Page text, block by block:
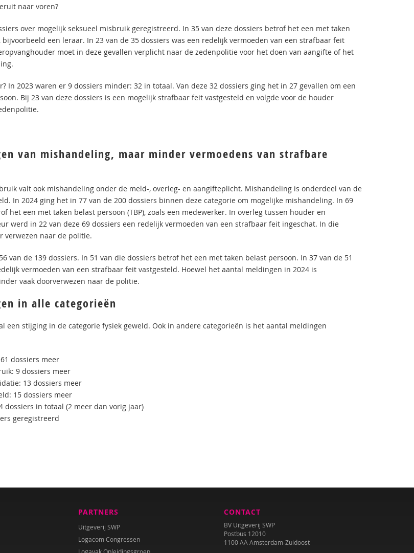
naar voren?
over mogelijk seksueel misbruik geregistreerd. In 35 van deze dossiers betrof het een met taken
bijvoorbeeld een leraar. In 23 van de 35 dossiers was een redelijk vermoeden van een strafbaar feit
moet in deze gevallen verplicht naar de zedenpolitie voor het doen van aangifte of het
In 2023 waren er 9 dossiers minder: 32 in totaal. Van deze 32 dossiers ging het in 27 gevallen om een
Bij 23 van deze dossiers is een mogelijk strafbaar feit vastgesteld en volgde voor de houder
van mishandeling, maar minder vermoedens van strafbare
valt ook mishandeling onder de meld-, overleg- en aangifteplicht. Mishandeling is onderdeel van de
In 2024 ging het in 77 van de 200 dossiers binnen deze categorie om mogelijke mishandeling. In 69
het een met taken belast persoon (TBP), zoals een medewerker. In overleg tussen houder en
werd in 22 van deze 69 dossiers een redelijk vermoeden van een strafbaar feit ingeschat. In die
verwezen naar de politie.
van de 139 dossiers. In 51 van die dossiers betrof het een met taken belast persoon. In 37 van de 51
vermoeden van een strafbaar feit vastgesteld. Hoewel het aantal meldingen in 2024 is
vaak doorverwezen naar de politie.
in alle categorieën
een stijging in de categorie fysiek geweld. Ook in andere categorieën is het aantal meldingen
dossiers meer
9 dossiers meer
13 dossiers meer
15 dossiers meer
dossiers in totaal (2 meer dan vorig jaar)
geregistreerd
PARTNERS
Uitgeverij SWP
Logacom Congressen
CONTACT
BV Uitgeverij SWP
Postbus 12010
1100 AA Amsterdam-Zuidoost